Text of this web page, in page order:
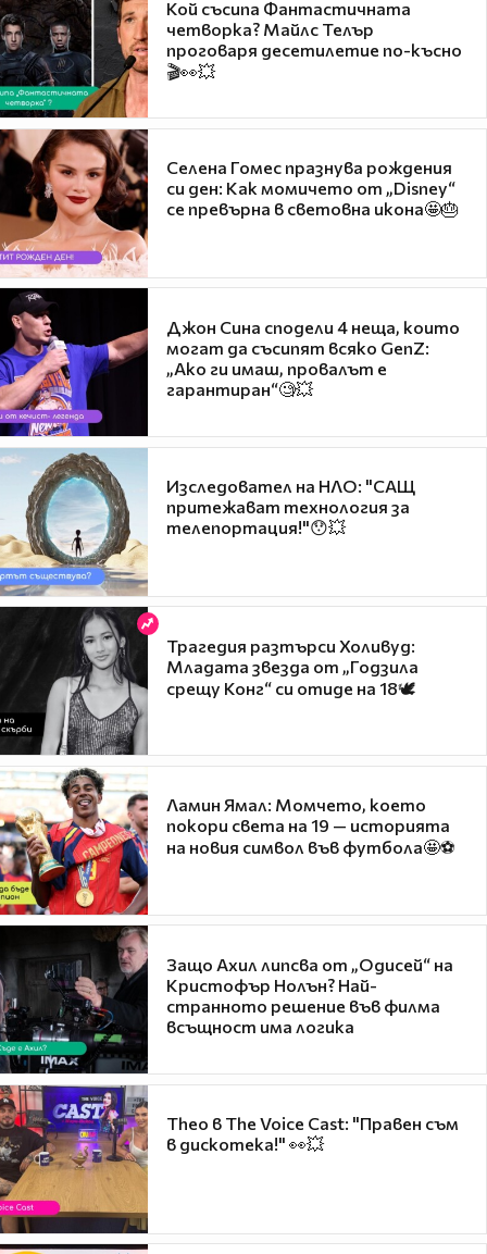
Кой съсипа Фантастичната
четворка? Майлс Телър
проговаря десетилетие по-късно
🎬👀💥
Селена Гомес празнува рождения
си ден: Как момичето от „Disney“
се превърна в световна икона🤩🎂
Джон Сина сподели 4 неща, които
могат да съсипят всяко GenZ:
„Ако ги имаш, провалът е
гарантиран“🧐💥
Изследовател на НЛО: "САЩ
притежават технология за
телепортация!"😯💥
Трагедия разтърси Холивуд:
Младата звезда от „Годзила
срещу Конг“ си отиде на 18🕊️
Ламин Ямал: Момчето, което
покори света на 19 — историята
на новия символ във футбола🤩⚽
Защо Ахил липсва от „Одисей“ на
Кристофър Нолън? Най-
странното решение във филма
всъщност има логика
Theo в The Voice Cast: "Правен съм
в дискотека!" 👀💥